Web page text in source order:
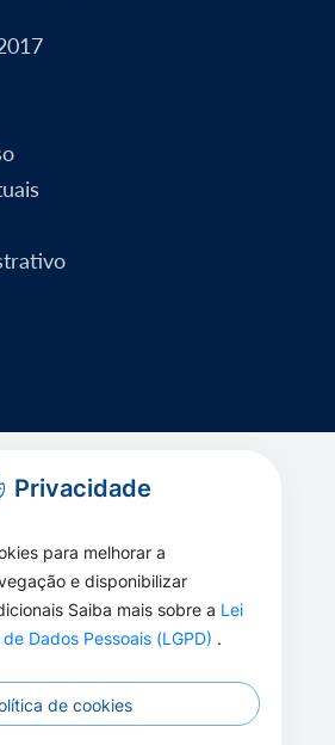
Privacidade
para melhorar a
e disponibilizar
Saiba mais sobre a Lei
Dados Pessoais (LGPD) .
de cookies